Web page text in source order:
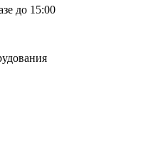
до 15:00